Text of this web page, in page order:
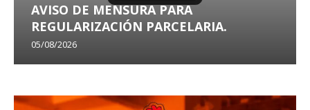
AVISO DE MENSURA PARA
REGULARIZACIÓN PARCELARIA.
05/08/2026